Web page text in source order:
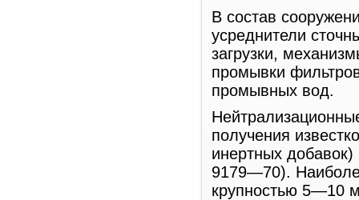
В состав
усреднители
загрузки,
промывки
промывных вод.
получения
инертных
9179—70).
крупностью 5—10